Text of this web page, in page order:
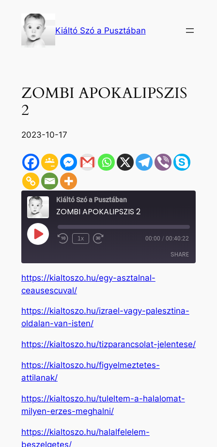
tartalomhoz
Kiáltó Szó a Pusztában
ZOMBI APOKALIPSZIS
2
2023-10-17
Kiáltó Szó a Pusztában
ZOMBI APOKALIPSZIS 2
Play
Episode Rewind
1x
Fast
seconds
00:00 / 00:40:22
SHARE
SHARE
EMBED
https://kialtoszo.hu/egy-asztalnal-
ceausescuval/
https://kialtoszo.hu/izrael-vagy-palesztina-
oldalan-van-isten/
https://kialtoszo.hu/tizparancsolat-jelentese/
https://kialtoszo.hu/figyelmeztetes-
attilanak/
https://kialtoszo.hu/tuleltem-a-halalomat-
milyen-erzes-meghalni/
https://kialtoszo.hu/halalfelelem-
beszelgetes/